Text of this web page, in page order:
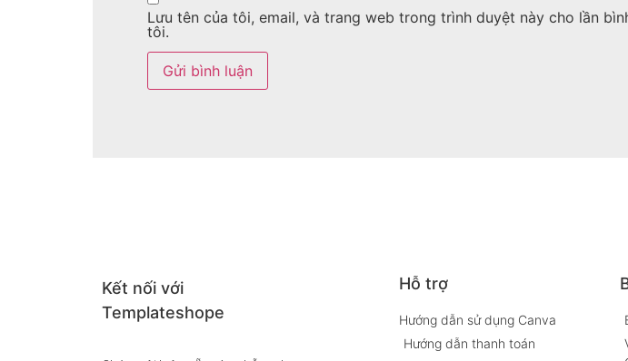
Lưu tên của tôi, email, và trang web trong trình duyệt này cho lần
tôi.
Kết nối với
Templateshope
Hỗ trợ
Hướng dẫn sử dụng Canva
Hướng dẫn thanh toán